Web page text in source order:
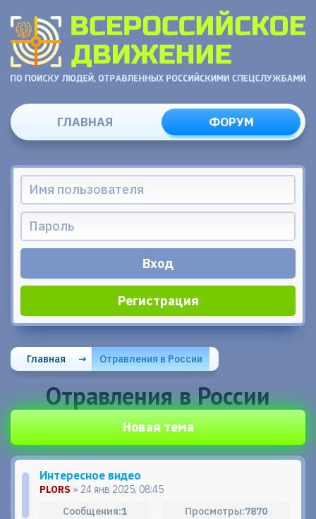
ГЛАВНАЯ ФОРУМ
Регистрация
Главная → Отравления в России
Отравления в России
Новая тема
Интересное видео
PLORS » 24 янв 2025, 08:45
1
7870